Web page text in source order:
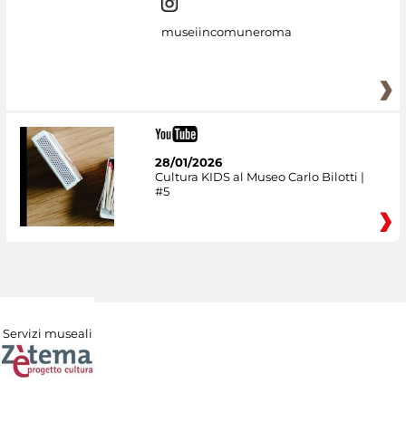
museiincomuneroma
28/01/2026
Cultura KIDS al Museo Carlo Bilotti |
#5
Servizi museali